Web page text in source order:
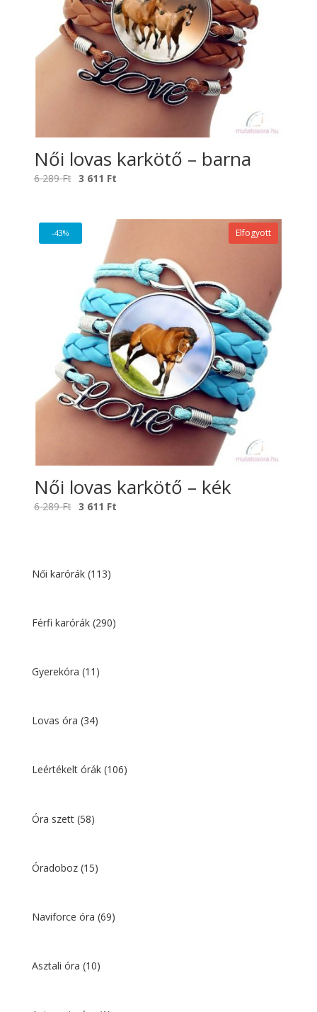
Női lovas karkötő – barna
6 289Ft Original
6
289 Ft.
3 611 Ft
-43% Elfogyott
Női lovas karkötő – kék
6 289Ft Original
289 Ft.
3 611 Ft
Női karórák (113)
Férfi karórák (290)
Gyerekóra (11)
Lovas óra (34)
Leértékelt órák (106)
Óra szett (58)
Óradoboz (15)
Naviforce óra (69)
Asztali óra (10)